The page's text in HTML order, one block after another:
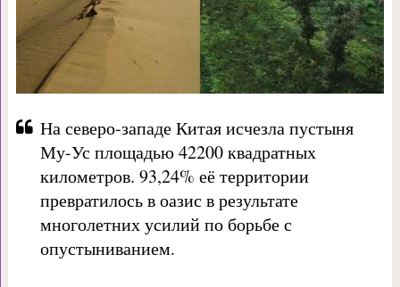
На северо-западе Китая исчезла пустыня
Му-Ус площадью 42200 квадратных
километров. 93,24% её территории
превратилось в оазис в результате
многолетних усилий по борьбе с
опустыниванием.